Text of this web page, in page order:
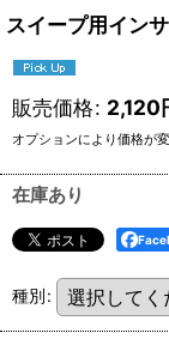
スイープ用イン
販売価格: 2,120
オプションにより価格が
在庫あり
種別: